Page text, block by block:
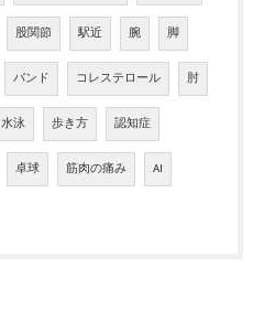
股関節 駅近 腕 脚
バンド コレステロール 肘
水泳 歩き方 認知症
卓球 筋肉の痛み AI